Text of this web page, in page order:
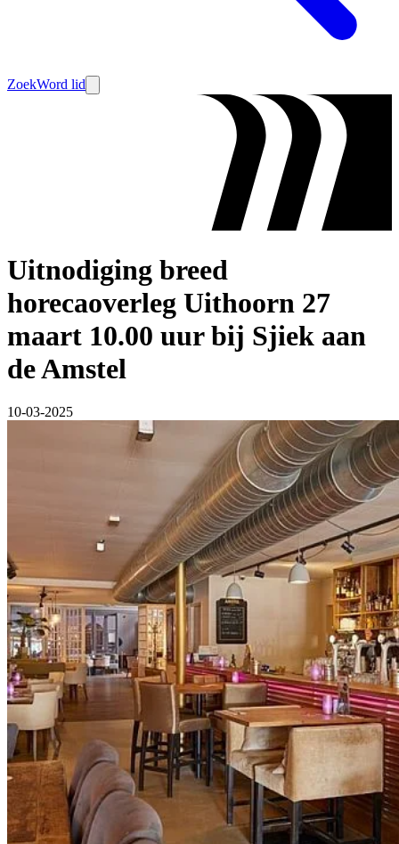
ZoekWord lid
Uitnodiging breed
horecaoverleg Uithoorn 27
maart 10.00 uur bij Sjiek aan
de Amstel
10-03-2025